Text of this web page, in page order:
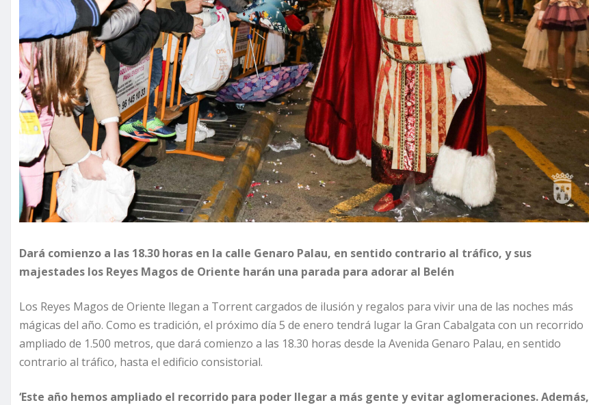
Dará comienzo a las 18.30 horas en la calle Genaro Palau, en sentido contrario al tráfico, y sus
majestades los Reyes Magos de Oriente harán una parada para adorar al Belén
Los Reyes Magos de Oriente llegan a Torrent cargados de ilusión y regalos para vivir una de las noches más
mágicas del año. Como es tradición, el próximo día 5 de enero tendrá lugar la Gran Cabalgata con un recorrido
ampliado de 1.500 metros, que dará comienzo a las 18.30 horas desde la Avenida Genaro Palau, en sentido
contrario al tráfico, hasta el edificio consistorial.
‘Este año hemos ampliado el recorrido para poder llegar a más gente y evitar aglomeraciones. Además,